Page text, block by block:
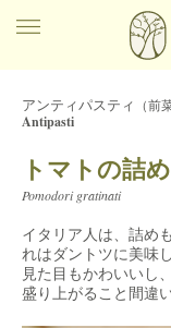
アンティパスティ （前
Antipasti
トマトの詰
Pomodori gratinati
イタリア人は、詰め
れはダントツに美味
見た目もかわいいし
盛り上がること間違